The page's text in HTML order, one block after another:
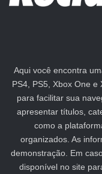
Aqui você encontra
PS4, PS5, Xbox One
para facilitar sua
apresentar títulos,
como a
organizados. As
demonstração. Em
disponível no site